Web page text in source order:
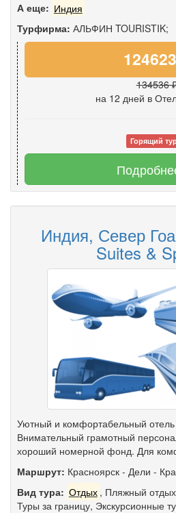
А еще: Индия
Турфирма: АЛЬФИН TOURISTIK;
134536
на 12 дней в
Горящий
Индия, Север
Suites &
Уютный и комфортабельный отель
Внимательный грамотный
хороший номерной фонд. Для
Маршрут: Красноярск - Дели -
Вид тура: Отдых , Пляжный отдых
Туры за границу, Экскурсионные